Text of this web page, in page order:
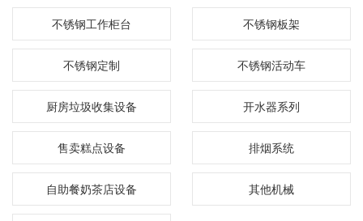
不锈钢工作柜台 不锈钢板架
不锈钢定制 不锈钢活动车
厨房垃圾收集设备 开水器系列
售卖糕点设备 排烟系统
自助餐奶茶店设备 其他机械